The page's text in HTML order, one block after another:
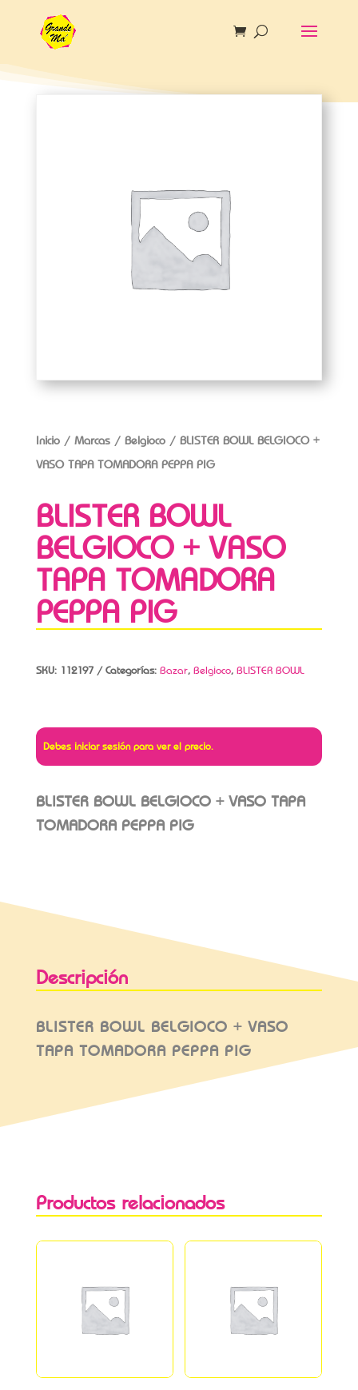
Inicio/ Marcas/ Belgioco/ BLISTER BOWL BELGIOCO +
VASO TAPA TOMADORA PEPPA PIG
BLISTER BOWL
BELGIOCO + VASO
TAPA TOMADORA
PEPPA PIG
SKU: 112197 Categorías: Bazar, Belgioco, BLISTER BOWL
Debes iniciar sesión para ver el precio.
BLISTER BOWL BELGIOCO + VASO TAPA
TOMADORA PEPPA PIG
Descripción
BLISTER BOWL BELGIOCO + VASO
TAPA TOMADORA PEPPA PIG
Productos relacionados